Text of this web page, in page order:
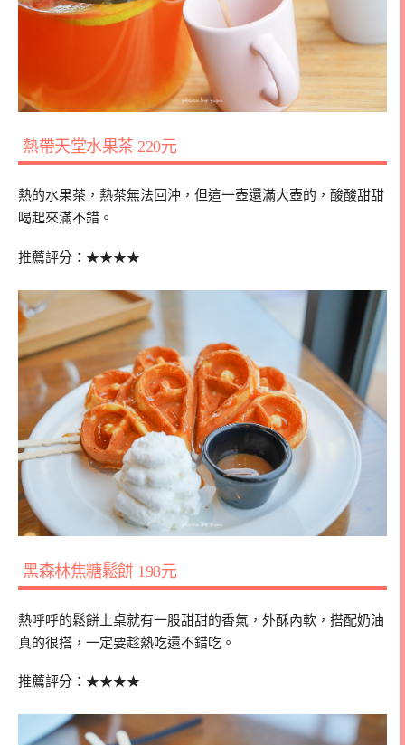
熱帶天堂水果茶 220元
熱的水果茶，熱茶無法回沖，但這一壺還滿大壺的，酸酸甜甜
喝起來滿不錯。
推薦評分：★★★★
黑森林焦糖鬆餅198元
熱呼呼的鬆餅上桌就有一股甜甜的香氣，外酥內軟，搭配奶油
真的很搭，一定要趁熱吃還不錯吃。
推薦評分：★★★★